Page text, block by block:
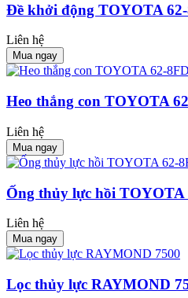
Đề khởi động TOYOTA
Liên hệ
Mua ngay
Heo thắng con TOYOTA
Liên hệ
Mua ngay
Ống thủy lực hồi TOYOTA
Liên hệ
Mua ngay
Lọc thủy lực RAYMOND